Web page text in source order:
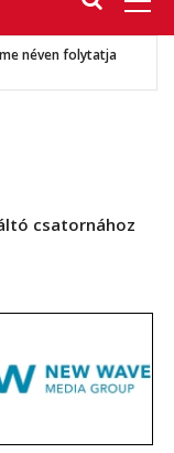
néven folytatja
csatornához